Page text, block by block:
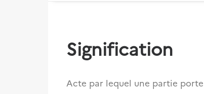
Signification
Acte par lequel une partie